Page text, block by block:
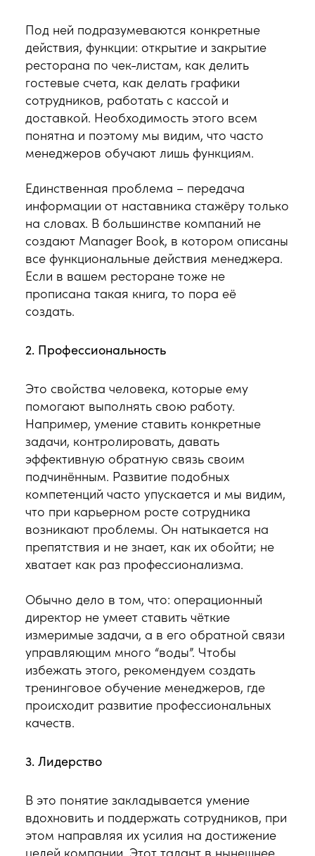
Под ней подразумеваются конкретные
действия, функции: открытие и закрытие
ресторана по чек-листам, как делить
гостевые счета, как делать графики
сотрудников, работать с кассой и
доставкой. Необходимость этого всем
понятна и поэтому мы видим, что часто
менеджеров обучают лишь функциям.
Единственная проблема – передача
информации от наставника стажёру только
на словах. В большинстве компаний не
создают Manager Book, в котором описаны
все функциональные действия менеджера.
Если в вашем ресторане тоже не
прописана такая книга, то пора её
создать.
2. Профессиональность
Это свойства человека, которые ему
помогают выполнять свою работу.
Например, умение ставить конкретные
задачи, контролировать, давать
эффективную обратную связь своим
подчинённым. Развитие подобных
компетенций часто упускается и мы видим,
что при карьерном росте сотрудника
возникают проблемы. Он натыкается на
препятствия и не знает, как их обойти; не
хватает как раз профессионализма.
Обычно дело в том, что: операционный
директор не умеет ставить чёткие
измеримые задачи, а в его обратной связи
управляющим много “воды”. Чтобы
избежать этого, рекомендуем создать
тренинговое обучение менеджеров, где
происходит развитие профессиональных
качеств.
3. Лидерство
В это понятие закладывается умение
вдохновить и поддержать сотрудников, при
этом направляя их усилия на достижение
целей компании. Этот талант в нынешнее